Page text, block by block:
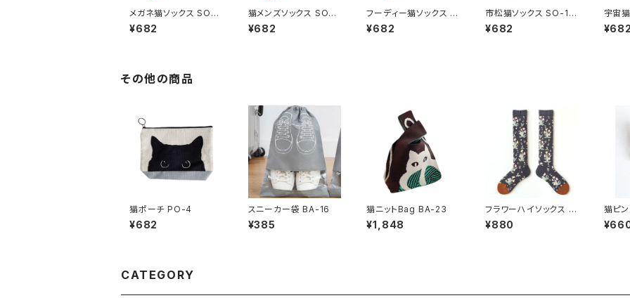
メガネ猫ソックス SO-1
38
¥682
猫メンズソックス SO-1
37
¥682
フーディー猫ソックス S
O-136
¥682
市松猫ソックス SO-13
5
¥682
宇宙
4
¥682
その他の商品
猫ポーチ PO-4
¥682
スニーカー袋 BA-16
¥385
猫ニットBag BA-23
¥1,848
フラワーハイソックス S
O-101
¥880
猫ピ
CATEGORY